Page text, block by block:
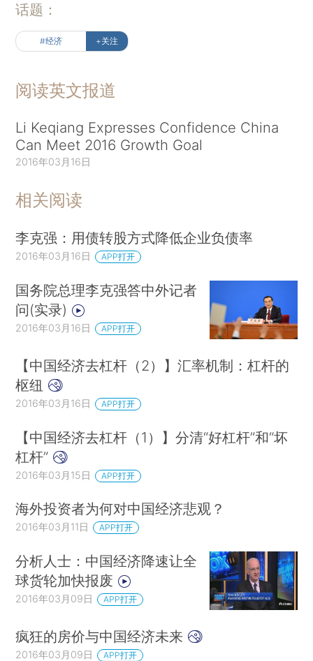
话题：
#经济 +关注
阅读英文报道
Li Keqiang Expresses Confidence China
Can Meet 2016 Growth Goal
2016年03月16日
相关阅读
李克强：用债转股方式降低企业负债率
2016年03月16日 APP打开
国务院总理李克强答中外记者
问(实录)
2016年03月16日 APP打开
【中国经济去杠杆（2）】汇率机制：杠杆的
枢纽
2016年03月16日 APP打开
【中国经济去杠杆（1）】分清“好杠杆”和“坏
杠杆”
2016年03月15日 APP打开
海外投资者为何对中国经济悲观？
2016年03月11日 APP打开
分析人士：中国经济降速让全
球货轮加快报废
2016年03月09日 APP打开
疯狂的房价与中国经济未来
2016年03月09日 APP打开